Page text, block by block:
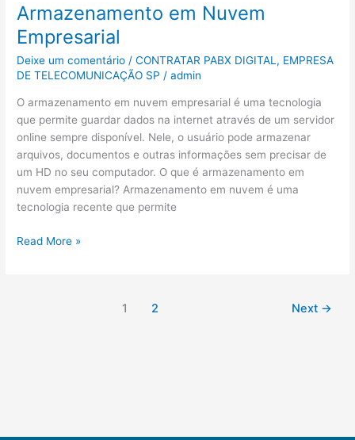
Armazenamento em Nuvem
Empresarial
Deixe um comentário /CONTRATAR PABX DIGITAL , EMPRESA
DE TELECOMUNICAÇÃO SP /admin
O armazenamento em nuvem empresarial é uma tecnologia
que permite guardar dados na internet através de um servidor
online sempre disponível. Nele, o usuário pode armazenar
arquivos, documentos e outras informações sem precisar de
um HD no seu computador. O que é armazenamento em
nuvem empresarial? Armazenamento em nuvem é uma
tecnologia recente que permite
Read More »
1 2 Next →